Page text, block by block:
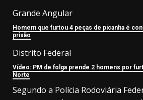
Grande Angular
Homem que furtou 4 peças de picanha é
prisão
Distrito Federal
Vídeo: PM de folga prende 2 homens por
Norte
Segundo a Polícia Rodoviária